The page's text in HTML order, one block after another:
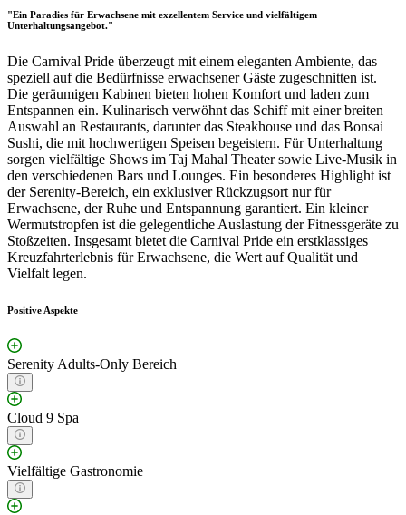
"Ein Paradies für Erwachsene mit exzellentem Service und vielfältigem
Unterhaltungsangebot."
Die Carnival Pride überzeugt mit einem eleganten Ambiente, das
speziell auf die Bedürfnisse erwachsener Gäste zugeschnitten ist.
Die geräumigen Kabinen bieten hohen Komfort und laden zum
Entspannen ein. Kulinarisch verwöhnt das Schiff mit einer breiten
Auswahl an Restaurants, darunter das Steakhouse und das Bonsai
Sushi, die mit hochwertigen Speisen begeistern. Für Unterhaltung
sorgen vielfältige Shows im Taj Mahal Theater sowie Live-Musik in
den verschiedenen Bars und Lounges. Ein besonderes Highlight ist
der Serenity-Bereich, ein exklusiver Rückzugsort nur für
Erwachsene, der Ruhe und Entspannung garantiert. Ein kleiner
Wermutstropfen ist die gelegentliche Auslastung der Fitnessgeräte zu
Stoßzeiten. Insgesamt bietet die Carnival Pride ein erstklassiges
Kreuzfahrterlebnis für Erwachsene, die Wert auf Qualität und
Vielfalt legen.
Positive Aspekte
Serenity Adults-Only Bereich
Cloud 9 Spa
Vielfältige Gastronomie